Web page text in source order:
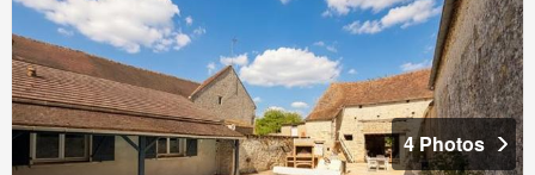
4 Photos